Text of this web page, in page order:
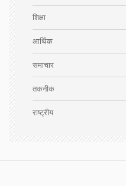
शिक्षा
आर्थिक
समाचार
तकनीक
राष्ट्रीय